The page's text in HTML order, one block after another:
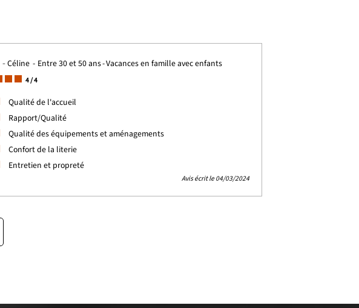
Céline Entre 30 et 50 ans Vacances en famille avec enfants
4/ 4
Qualité de l'accueil
Rapport/Qualité
Qualité des équipements et aménagements
Confort de la literie
Entretien et propreté
Avis écrit le 04/03/2024